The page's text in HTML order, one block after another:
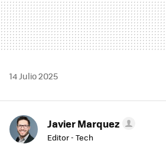
14 Julio 2025
Javier Marquez
Editor - Tech